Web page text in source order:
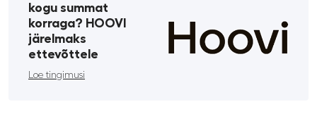
kogu summat
korraga? HOOVI
järelmaks
ettevõttele
Loe tingimusi